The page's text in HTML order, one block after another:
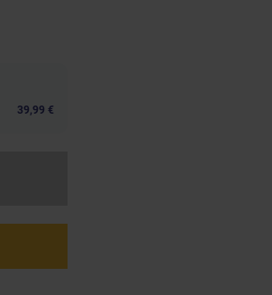
39,99 €